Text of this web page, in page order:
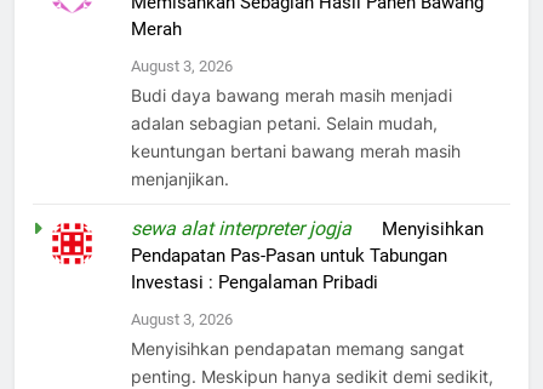
Merah
August 3, 2026
Budi daya bawang merah masih menjadi
adalan sebagian petani. Selain mudah,
keuntungan bertani bawang merah masih
menjanjikan.
sewa alat interpreter jogja
Menyisihkan
Pendapatan Pas-Pasan untuk Tabungan
Investasi : Pengalaman Pribadi
August 3, 2026
Menyisihkan pendapatan memang sangat
penting. Meskipun hanya sedikit demi sedikit,